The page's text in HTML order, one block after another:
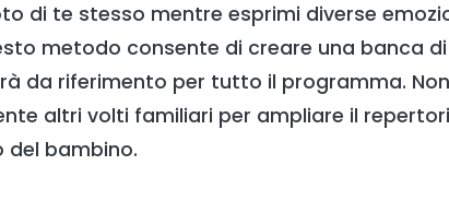
di te stesso mentre esprimi diverse
metodo consente di creare una banca
da riferimento per tutto il programma.
altri volti familiari per ampliare il
bambino.